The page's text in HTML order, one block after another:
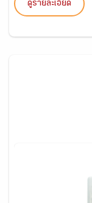
ดูรายละเอียด